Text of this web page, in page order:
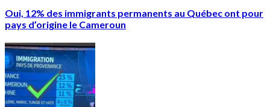
Oui, 12% des immigrants permanents au Québec ont pour
pays d’origine le Cameroun